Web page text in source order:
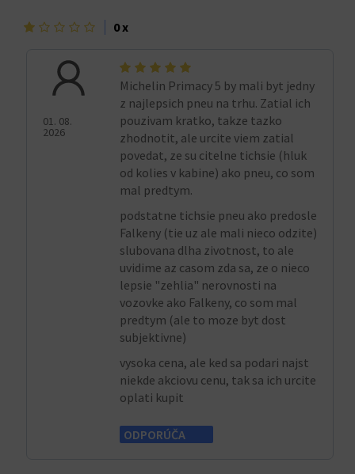
1
0 x
01. 08.
2026
Michelin Primacy 5 by mali byt jedny
z najlepsich pneu na trhu. Zatial ich
pouzivam kratko, takze tazko
zhodnotit, ale urcite viem zatial
povedat, ze su citelne tichsie (hluk
od kolies v kabine) ako pneu, co som
mal predtym.
podstatne tichsie pneu ako predosle
Falkeny (tie uz ale mali nieco odzite)
slubovana dlha zivotnost, to ale
uvidime az casom zda sa, ze o nieco
lepsie "zehlia" nerovnosti na
vozovke ako Falkeny, co som mal
predtym (ale to moze byt dost
subjektivne)
vysoka cena, ale ked sa podari najst
niekde akciovu cenu, tak sa ich urcite
oplati kupit
ODPORÚČA